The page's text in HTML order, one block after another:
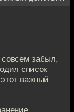
забыл,
список
важный